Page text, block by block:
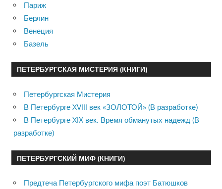
Париж
Берлин
Венеция
Базель
ПЕТЕРБУРГСКАЯ МИСТЕРИЯ (КНИГИ)
Петербургская Мистерия
В Петербурге XVIII век «ЗОЛОТОЙ» (В разработке)
В Петербурге XIX век. Время обманутых надежд (В
разработке)
ПЕТЕРБУРГСКИЙ МИФ (КНИГИ)
Предтеча Петербургского мифа поэт Батюшков